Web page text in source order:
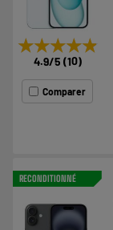
★★★★★
★★★★★
4.9/5 (10)
Comparer
RECONDITIONNÉ